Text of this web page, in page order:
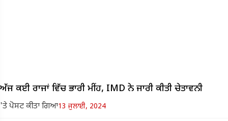
ਅੱਜ ਕਈ ਰਾਜਾਂ ਵਿੱਚ ਭਾਰੀ ਮੀਂਹ, IMD ਨੇ ਜਾਰੀ ਕੀਤੀ ਚੇਤਾਵਨੀ
'ਤੇ ਪੋਸਟ ਕੀਤਾ ਗਿਆ13 ਜੁਲਾਈ, 2024